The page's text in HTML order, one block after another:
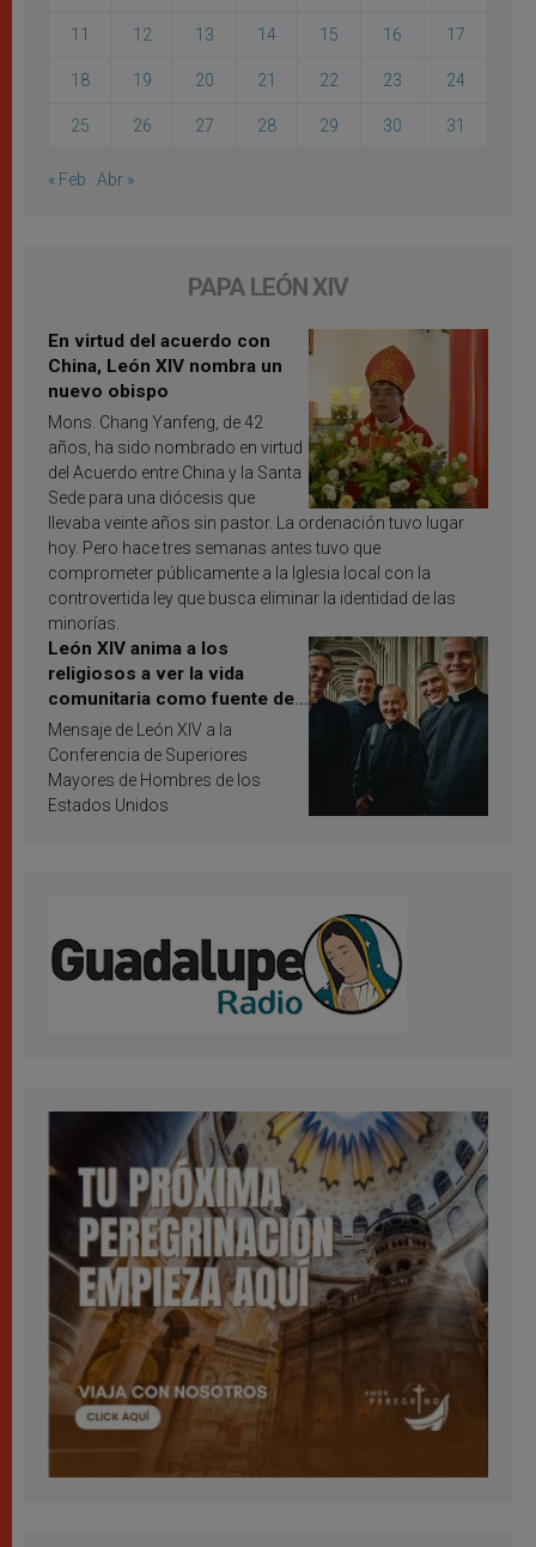
11 12 13 14 15 16 17
18 19 20 21 22 23 24
25 26 27 28 29 30 31
« Feb Abr »
PAPA LEÓN XIV
En virtud del acuerdo con
China, León XIV nombra un
nuevo obispo
Mons. Chang Yanfeng, de 42
años, ha sido nombrado en virtud
del Acuerdo entre China y la Santa
Sede para una diócesis que
llevaba veinte años sin pastor. La ordenación tuvo lugar
hoy. Pero hace tres semanas antes tuvo que
comprometer públicamente a la Iglesia local con la
controvertida ley que busca eliminar la identidad de las
minorías.
León XIV anima a los
religiosos a ver la vida
comunitaria como fuente de
inspiración y santificación
Mensaje de León XIV a la
Conferencia de Superiores
Mayores de Hombres de los
Estados Unidos